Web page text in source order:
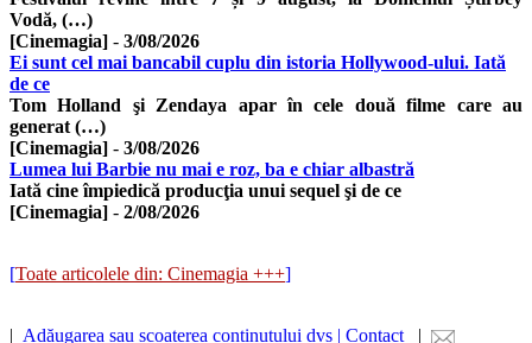
Vodă, (…)
[Cinemagia] - 3/08/2026
Ei sunt cel mai bancabil cuplu din istoria Hollywood-ului. Iată
de ce
Tom Holland şi Zendaya apar în cele două filme care au
generat (…)
[Cinemagia] - 3/08/2026
Lumea lui Barbie nu mai e roz, ba e chiar albastră
Iată cine împiedică producţia unui sequel şi de ce
[Cinemagia] - 2/08/2026
[Toate articolele din: Cinemagia +++]
| Adăugarea sau scoaterea conținutului dvs | Contact |